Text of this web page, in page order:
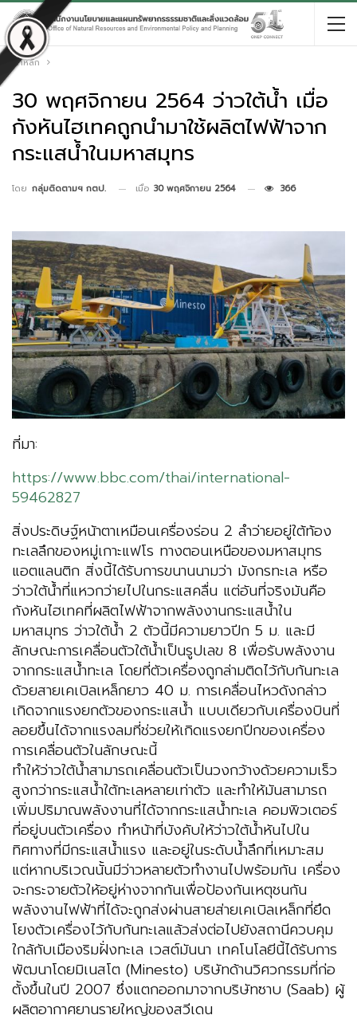
หน้าหลัก
30 พฤศจิกายน 2564 ว่าวใต้น้ำ เมื่อ
กังหันไฮเทคถูกนำมาใช้ผลิตไฟฟ้าจาก
กระแสน้ำในมหาสมุทร
โดย กลุ่มติดตามฯ กตป. เมื่อ 30 พฤศจิกายน 2564 366
ที่มา:
https://www.bbc.com/thai/international-
59462827
สิ่งประดิษฐ์หน้าตาเหมือนเครื่องร่อน 2 ลำว่ายอยู่ใต้ท้อง
ทะเลลึกของหมู่เกาะแฟโร ทางตอนเหนือของมหาสมุทร
แอตแลนติก สิ่งนี้ได้รับการขนานนามว่า มังกรทะเล หรือ
ว่าวใต้น้ำที่แหวกว่ายไปในกระแสคลื่น แต่อันที่จริงมันคือ
กังหันไฮเทคที่ผลิตไฟฟ้าจากพลังงานกระแสน้ำใน
มหาสมุทร ว่าวใต้น้ำ 2 ตัวนี้มีความยาวปีก 5 ม. และมี
ลักษณะการเคลื่อนตัวใต้น้ำเป็นรูปเลข 8 เพื่อรับพลังงาน
จากกระแสน้ำทะเล โดยที่ตัวเครื่องถูกล่ามติดไว้กับก้นทะเล
ด้วยสายเคเบิลเหล็กยาว 40 ม. การเคลื่อนไหวดังกล่าว
เกิดจากแรงยกตัวของกระแสน้ำ แบบเดียวกับเครื่องบินที่
ลอยขึ้นได้จากแรงลมที่ช่วยให้เกิดแรงยกปีกของเครื่อง
การเคลื่อนตัวในลักษณะนี้
ทำให้ว่าวใต้น้ำสามารถเคลื่อนตัวเป็นวงกว้างด้วยความเร็ว
สูงกว่ากระแสน้ำใต้ทะเลหลายเท่าตัว และทำให้มันสามารถ
เพิ่มปริมาณพลังงานที่ได้จากกระแสน้ำทะเล คอมพิวเตอร์
ที่อยู่บนตัวเครื่อง ทำหน้าที่บังคับให้ว่าวใต้น้ำหันไปใน
ทิศทางที่มีกระแสน้ำแรง และอยู่ในระดับน้ำลึกที่เหมาะสม
แต่หากบริเวณนั้นมีว่าวหลายตัวทำงานไปพร้อมกัน เครื่อง
จะกระจายตัวให้อยู่ห่างจากกันเพื่อป้องกันเหตุชนกัน
พลังงานไฟฟ้าที่ได้จะถูกส่งผ่านสายส่ายเคเบิลเหล็กที่ยึด
โยงตัวเครื่องไว้กับก้นทะเลแล้วส่งต่อไปยังสถานีควบคุม
ใกล้กับเมืองริมฝั่งทะเล เวสต์มันนา เทคโนโลยีนี้ได้รับการ
พัฒนาโดยมิเนสโต (Minesto) บริษัทด้านวิศวกรรมที่ก่อ
ตั้งขึ้นในปี 2007 ซึ่งแตกออกมาจากบริษัทซาบ (Saab) ผู้
ผลิตอากาศยานรายใหญ่ของสวีเดน